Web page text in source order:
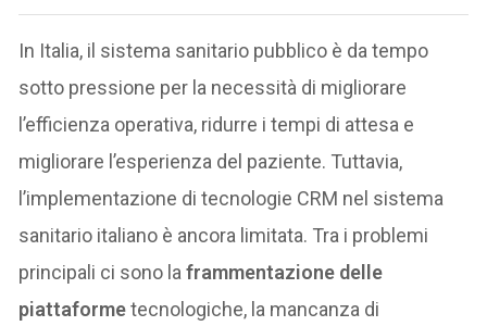
In Italia, il sistema sanitario pubblico è da tempo
sotto pressione per la necessità di migliorare
l’efficienza operativa, ridurre i tempi di attesa e
migliorare l’esperienza del paziente. Tuttavia,
l’implementazione di tecnologie CRM nel sistema
sanitario italiano è ancora limitata. Tra i problemi
principali ci sono laframmentazione delle
piattaformetecnologiche, la mancanza di